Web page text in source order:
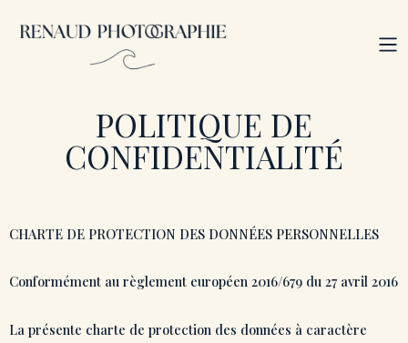
POLITIQUE DE
CONFIDENTIALITÉ
CHARTE DE PROTECTION DES DONNÉES PERSONNELLES
Conformément au règlement européen 2016/679 du 27 avril 2016
La présente charte de protection des données à caractère